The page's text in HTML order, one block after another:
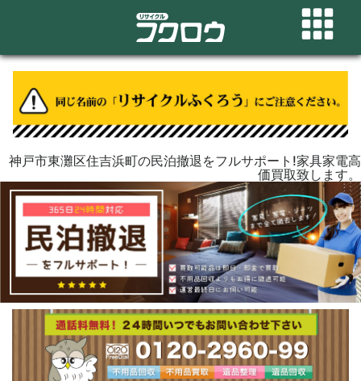
神戸市東灘区住吉浜町の民泊撤退をフルサポート!家具家電高
価買取致します。